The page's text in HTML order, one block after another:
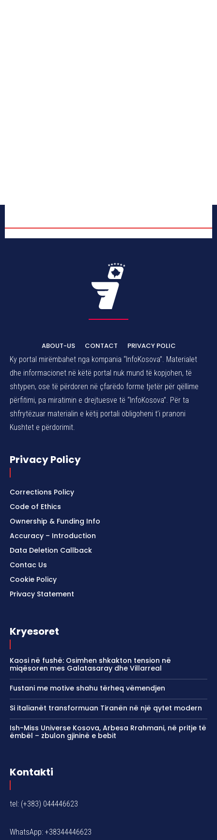
ABOUT-US CONTACT
PRIVACY POLIC
Ky portal mirëmbahet nga kompania “InfoKosova”. Materialet
dhe informacionet në këtë portal nuk mund të kopjohen, të
shtypen, ose të përdoren në çfarëdo forme tjetër për qëllime
përfitimi, pa miratimin e drejtuesve të “InfoKosova”. Për ta
shfrytëzuar materialin e këtij portali obligoheni t’i pranoni
Kushtet e përdorimit.
Privacy Policy
Corrections Policy
Code of Ethics
Ownership & Funding Info
Accuracy – Introduction
Data Deletion Callback
Contac Us
Cookie Policy
Privacy Statement
Kryesoret
Kaosi në fushë: Osimhen shkakton tension në
miqësoren mes Galatasaray dhe Villarreal
Fustani me motive shahu tërheq vëmendjen
Si italianët transformuan Tiranën në një qytet modern
Ish-Miss Universe Kosova, Arbesa Rrahmani, në pritje të
ëmbël – zbulon gjininë e bebit
Kontakti
tel: (+383) 044446623
WhatsApp: +38344446623